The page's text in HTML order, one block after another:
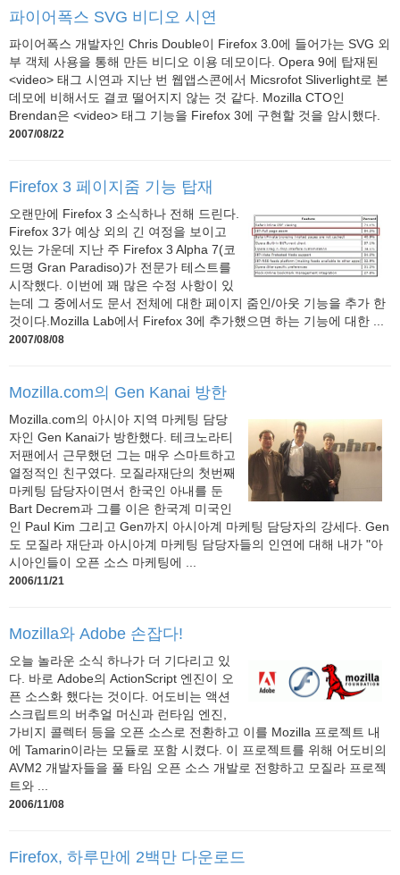
파이어폭스 SVG 비디오 시연
파이어폭스 개발자인 Chris Double이 Firefox 3.0에 들어가는 SVG 외
부 객체 사용을 통해 만든 비디오 이용 데모이다. Opera 9에 탑재된
<video> 태그 시연과 지난 번 웹앱스콘에서 Micsrofot Sliverlight로 본
데모에 비해서도 결코 떨어지지 않는 것 같다. Mozilla CTO인
Brendan은 <video> 태그 기능을 Firefox 3에 구현할 것을 암시했다.
2007/08/22
Firefox 3 페이지줌 기능 탑재
오랜만에 Firefox 3 소식하나 전해 드린다.
Firefox 3가 예상 외의 긴 여정을 보이고
있는 가운데 지난 주 Firefox 3 Alpha 7(코
드명 Gran Paradiso)가 전문가 테스트를
시작했다. 이번에 꽤 많은 수정 사항이 있
는데 그 중에서도 문서 전체에 대한 페이지 줌인/아웃 기능을 추가 한
것이다.Mozilla Lab에서 Firefox 3에 추가했으면 하는 기능에 대한 ...
2007/08/08
Mozilla.com의 Gen Kanai 방한
Mozilla.com의 아시아 지역 마케팅 담당
자인 Gen Kanai가 방한했다. 테크노라티
저팬에서 근무했던 그는 매우 스마트하고
열정적인 친구였다. 모질라재단의 첫번째
마케팅 담당자이면서 한국인 아내를 둔
Bart Decrem과 그를 이은 한국계 미국인
인 Paul Kim 그리고 Gen까지 아시아계 마케팅 담당자의 강세다. Gen
도 모질라 재단과 아시아계 마케팅 담당자들의 인연에 대해 내가 "아
시아인들이 오픈 소스 마케팅에 ...
2006/11/21
Mozilla와 Adobe 손잡다!
오늘 놀라운 소식 하나가 더 기다리고 있
다. 바로 Adobe의 ActionScript 엔진이 오
픈 소스화 했다는 것이다. 어도비는 액션
스크립트의 버추얼 머신과 런타임 엔진,
가비지 콜렉터 등을 오픈 소스로 전환하고 이를 Mozilla 프로젝트 내
에 Tamarin이라는 모듈로 포함 시켰다. 이 프로젝트를 위해 어도비의
AVM2 개발자들을 풀 타임 오픈 소스 개발로 전향하고 모질라 프로젝
트와 ...
2006/11/08
Firefox, 하루만에 2백만 다운로드